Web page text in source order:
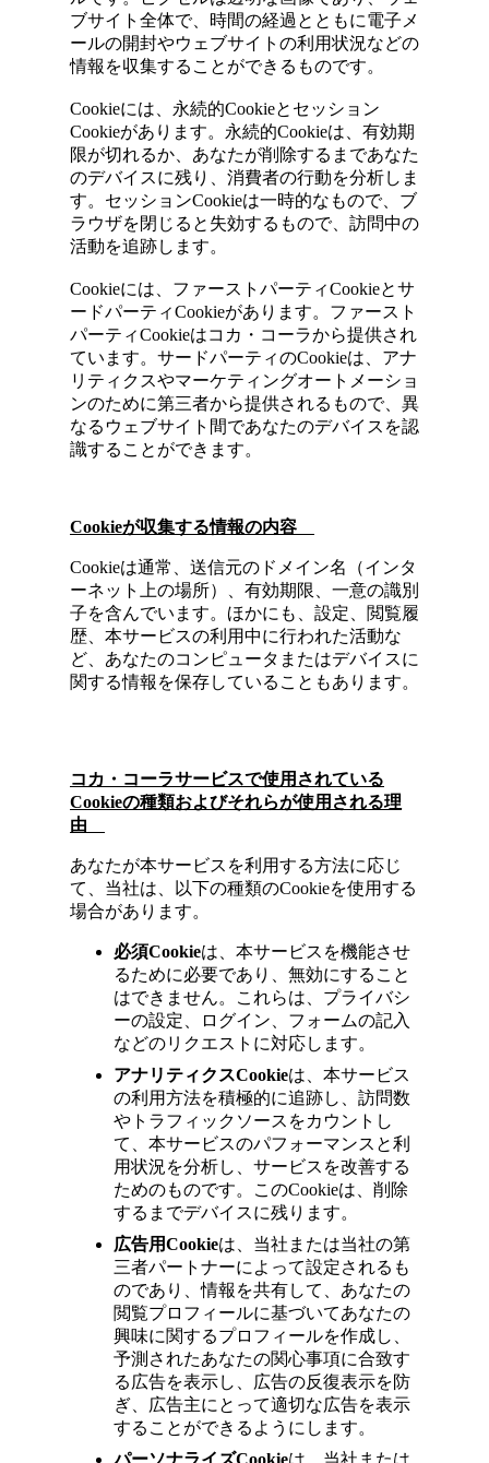
ブサイト全体で、時間の経過とともに電子メ
ールの開封やウェブサイトの利用状況などの
情報を収集することができるものです。
Cookieには、永続的Cookieとセッション
Cookieがあります。永続的Cookieは、有効期
限が切れるか、あなたが削除するまであなた
のデバイスに残り、消費者の行動を分析しま
す。セッションCookieは一時的なもので、ブ
ラウザを閉じると失効するもので、訪問中の
活動を追跡します。
Cookieには、ファーストパーティCookieとサ
ードパーティCookieがあります。ファースト
パーティCookieはコカ・コーラから提供され
ています。サードパーティのCookieは、アナ
リティクスやマーケティングオートメーショ
ンのために第三者から提供されるもので、異
なるウェブサイト間であなたのデバイスを認
識することができます。
Cookieが収集する情報の内容
Cookieは通常、送信元のドメイン名（インタ
ーネット上の場所）、有効期限、一意の識別
子を含んでいます。ほかにも、設定、閲覧履
歴、本サービスの利用中に行われた活動な
ど、あなたのコンピュータまたはデバイスに
関する情報を保存していることもあります。
コカ・コーラサービスで使用されている
Cookieの種類およびそれらが使用される理
由
あなたが本サービスを利用する方法に応じ
て、当社は、以下の種類のCookieを使用する
場合があります。
必須Cookieは、本サービスを機能させ
るために必要であり、無効にすること
はできません。これらは、プライバシ
ーの設定、ログイン、フォームの記入
などのリクエストに対応します。
アナリティクスCookieは、本サービス
の利用方法を積極的に追跡し、訪問数
やトラフィックソースをカウントし
て、本サービスのパフォーマンスと利
用状況を分析し、サービスを改善する
ためのものです。このCookieは、削除
するまでデバイスに残ります。
広告用Cookieは、当社または当社の第
三者パートナーによって設定されるも
のであり、情報を共有して、あなたの
閲覧プロフィールに基づいてあなたの
興味に関するプロフィールを作成し、
予測されたあなたの関心事項に合致す
る広告を表示し、広告の反復表示を防
ぎ、広告主にとって適切な広告を表示
することができるようにします。
パーソナライズCookieは、当社または